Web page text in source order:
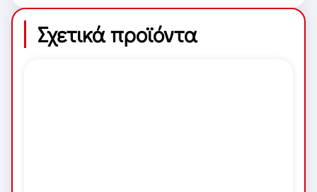
Σχετικά προϊόντα